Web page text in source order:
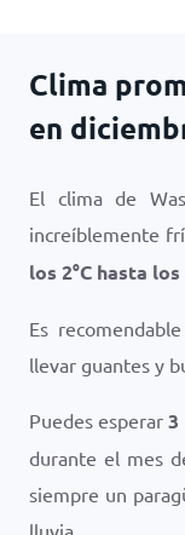
Clima
en
El clima de
increíblemente
los 2°C hasta los
Es
llevar guantes y
Puedes esperar3
durante el mes
siempre un
lluvia.